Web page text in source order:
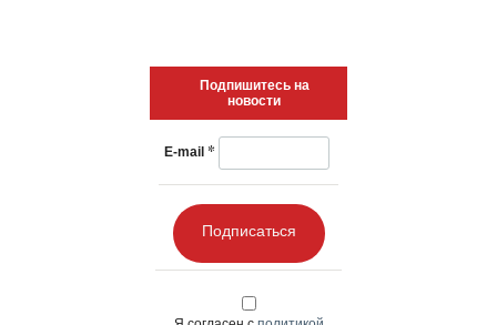
Подпишитесь на
новости
E-mail *
Подписаться